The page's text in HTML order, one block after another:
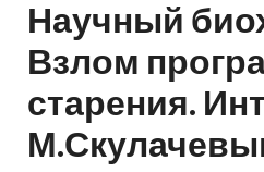
Научный
Взлом
старения.